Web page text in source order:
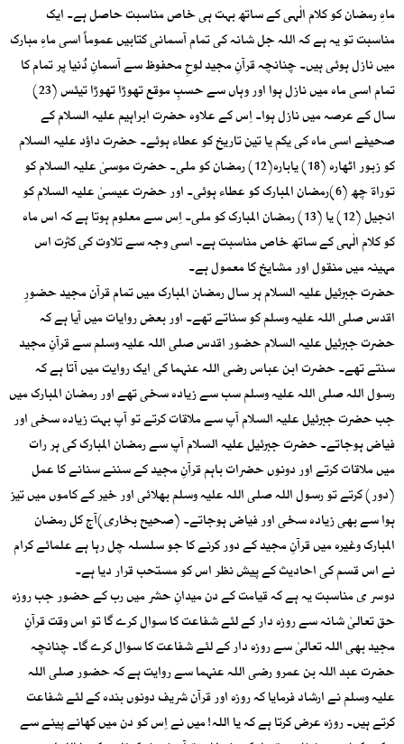
ماہِ رمضان کو کلام الٰہی کے ساتھ بہت ہی خاص مناسبت حاصل ہے۔ ایک
مناسبت تو یہ ہے کہ اللہ جل شانہ کی تمام آسمانی کتابیں عموماً اسی ماہِ مبارک
میں نازل ہوئی ہیں۔ چنانچہ قرآنِ مجید لوحِ محفوظ سے آسمانِ دُنیا پر تمام کا
تمام اسی ماہ میں نازل ہوا اور وہاں سے حسبِ موقع تھوڑا تھوڑا تیئس (23)
سال کے عرصہ میں نازل ہوا۔ اِس کے علاوہ حضرت ابراہیم علیہ السلام کے
صحیفے اسی ماہ کی یکم یا تین تاریخ کو عطاء ہوئے۔ حضرت داؤد علیہ السلام
کو زبور اٹھارہ (18) یابارہ(12) رمضان کو ملی۔ حضرت موسیٰ علیہ السلام کو
توراۃ چھ (6)رمضان المبارک کو عطاء ہوئی۔ اور حضرت عیسیٰ علیہ السلام کو
انجیل (12) یا (13) رمضان المبارک کو ملی۔ اِس سے معلوم ہوتا ہے کہ اس ماہ
کو کلام الٰہی کے ساتھ خاص مناسبت ہے۔ اسی وجہ سے تلاوت کی کثرت اس
مہینہ میں منقول اور مشایخ کا معمول ہے۔
حضرت جبرئیل علیہ السلام ہر سال رمضان المبارک میں تمام قرآن مجید حضورِ
اقدس صلی اللہ علیہ وسلم کو سناتے تھے۔ اور بعض روایات میں آیا ہے کہ
حضرت جبرئیل علیہ السلام حضور اقدس صلی اللہ علیہ وسلم سے قرآنِ مجید
سنتے تھے۔ حضرت ابن عباس رضی اللہ عنہما کی ایک روایت میں آتا ہے کہ
رسول اللہ صلی اللہ علیہ وسلم سب سے زیادہ سخی تھے اور رمضان المبارک میں
جب حضرت جبرئیل علیہ السلام آپ سے ملاقات کرتے تو آپ بہت زیادہ سخی اور
فیاض ہوجاتے۔ حضرت جبرئیل علیہ السلام آپ سے رمضان المبارک کی ہر رات
میں ملاقات کرتے اور دونوں حضرات باہم قرآنِ مجید کے سننے سنانے کا عمل
(دور) کرتے تو رسول اللہ صلی اللہ علیہ وسلم بھلائی اور خیر کے کاموں میں تیز
ہوا سے بھی زیادہ سخی اور فیاض ہوجاتے۔ (صحیح بخاری)آج کل رمضان
المبارک وغیرہ میں قرآنِ مجید کے دور کرنے کا جو سلسلہ چل رہا ہے علمائے کرام
نے اس قسم کی احادیث کے پیش نظر اس کو مستحب قرار دیا ہے۔
دوسر ی مناسبت یہ ہے کہ قیامت کے دن میدانِ حشر میں رب کے حضور جب روزہ
حق تعالیٰ شانہ سے روزہ دار کے لئے شفاعت کا سوال کرے گا تو اس وقت قرآنِ
مجید بھی اللہ تعالیٰ سے روزہ دار کے لئے شفاعت کا سوال کرے گا۔ چنانچہ
حضرت عبد اللہ بن عمرو رضی اللہ عنہما سے روایت ہے کہ حضور صلی اللہ
علیہ وسلم نے ارشاد فرمایا کہ روزہ اور قرآن شریف دونوں بندہ کے لئے شفاعت
کرتے ہیں۔ روزہ عرض کرتا ہے کہ یا اللہ! میں نے اِس کو دن میں کھانے پینے سے